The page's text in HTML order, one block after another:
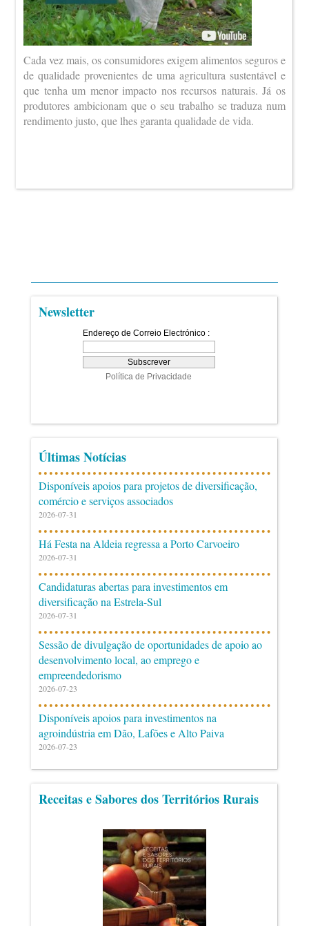
Cada vez mais, os consumidores exigem alimentos seguros e
de qualidade provenientes de uma agricultura sustentável e
que tenha um menor impacto nos recursos naturais. Já os
produtores ambicionam que o seu trabalho se traduza num
rendimento justo, que lhes garanta qualidade de vida.
Newsletter
Últimas Notícias
Disponíveis apoios para projetos de diversificação,
comércio e serviços associados
2026-07-31
Há Festa na Aldeia regressa a Porto Carvoeiro
2026-07-31
Candidaturas abertas para investimentos em
diversificação na Estrela-Sul
2026-07-31
Sessão de divulgação de oportunidades de apoio ao
desenvolvimento local, ao emprego e
empreendedorismo
2026-07-23
Disponíveis apoios para investimentos na
agroindústria em Dão, Lafões e Alto Paiva
2026-07-23
Receitas e Sabores dos Territórios Rurais